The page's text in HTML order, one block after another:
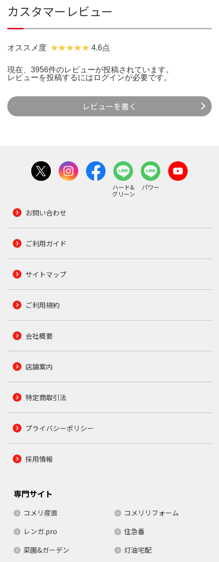
カスタマーレビュー
オススメ度 4.6点
現在、3956件のレビューが投稿されています。
レビューを投稿するには ログインが必要です。
レビューを書く
ハード&
グリーン
パワー
お問い合わせ
ご利用ガイド
サイトマップ
ご利用規約
会社概要
店舗案内
特定商取引法
プライバシーポリシー
採用情報
専門サイト
コメリ産直
コメリリフォーム
レンガ.pro
住急番
菜園&ガーデン
灯油宅配